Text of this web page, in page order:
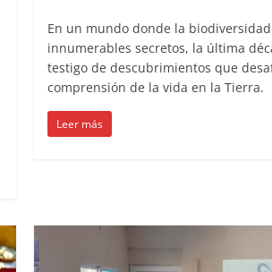
En un mundo donde la
innumerables secretos, la última
testigo de descubrimientos que
comprensión de la vida en la Tierra.
Leer más